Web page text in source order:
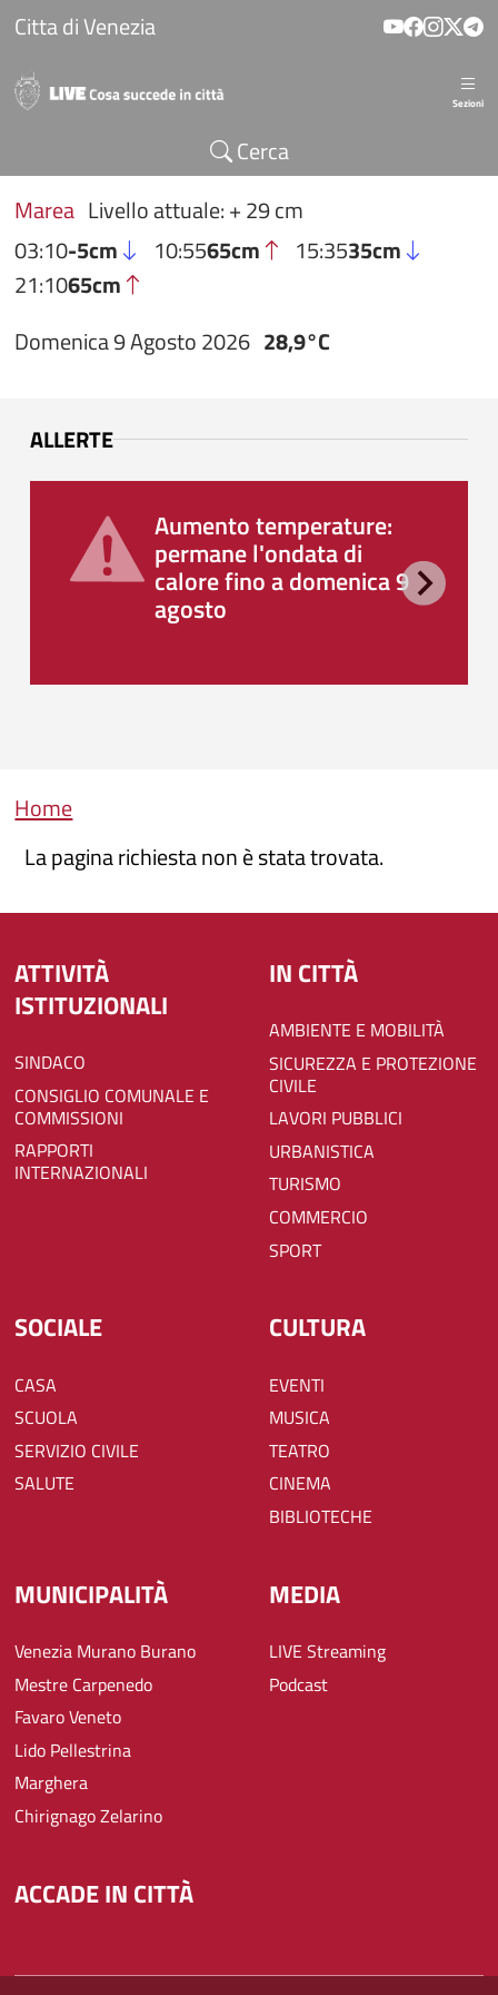
Salta al contenuto principale
Citta di Venezia
Sezioni
Cerca
Marea Livello attuale: + 29 cm
03:10-5cm 10:5565cm 15:3535cm
21:1065cm
Domenica 9 Agosto 2026 28,9°C
ALLERTE
Aumento temperature:
permane l'ondata di
calore fino a domenica 9
agosto
Briciole di pane
Home
La pagina richiesta non è stata trovata.
ATTIVITÀ
ISTITUZIONALI
SINDACO
CONSIGLIO COMUNALE E
COMMISSIONI
RAPPORTI
INTERNAZIONALI
IN CITTÀ
AMBIENTE E MOBILITÀ
SICUREZZA E PROTEZIONE
CIVILE
LAVORI PUBBLICI
URBANISTICA
TURISMO
COMMERCIO
SPORT
SOCIALE
CASA
SCUOLA
SERVIZIO CIVILE
SALUTE
CULTURA
EVENTI
MUSICA
TEATRO
CINEMA
BIBLIOTECHE
MUNICIPALITÀ
Venezia Murano Burano
Mestre Carpenedo
Favaro Veneto
Lido Pellestrina
Marghera
Chirignago Zelarino
MEDIA
LIVE Streaming
Podcast
ACCADE IN CITTÀ